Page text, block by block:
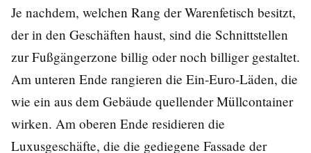
Je nachdem, welchen Rang der Warenfetisch besitzt,
der in den Geschäften haust, sind die Schnittstellen
zur Fußgängerzone billig oder noch billiger gestaltet.
Am unteren Ende rangieren die Ein-Euro-Läden, die
wie ein aus dem Gebäude quellender Müllcontainer
wirken. Am oberen Ende residieren die
Luxusgeschäfte, die die gediegene Fassade der